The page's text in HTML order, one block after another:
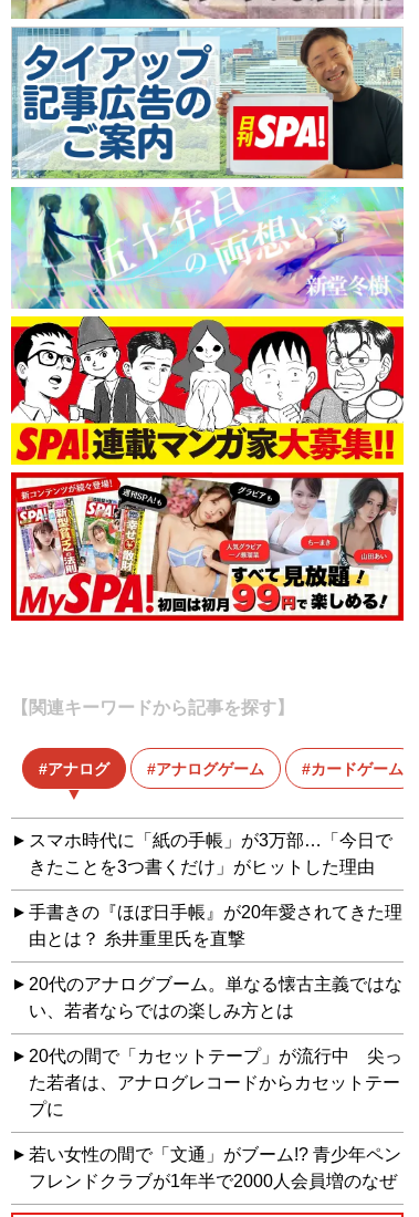
【関連キーワードから記事を探す】
アナログ アナログゲーム カードゲーム
スマホ時代に「紙の手帳」が3万部…「今日で
きたことを3つ書くだけ」がヒットした理由
手書きの『ほぼ日手帳』が20年愛されてきた理
由とは？ 糸井重里氏を直撃
20代のアナログブーム。単なる懐古主義ではな
い、若者ならではの楽しみ方とは
20代の間で「カセットテープ」が流行中 尖っ
た若者は、アナログレコードからカセットテー
プに
若い女性の間で「文通」がブーム!? 青少年ペン
フレンドクラブが1年半で2000人会員増のなぜ